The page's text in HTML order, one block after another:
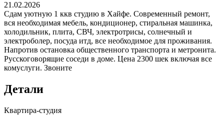
21.02.2026
Сдам уютную 1 ккв студию в Хайфе. Современный ремонт,
вся необходимая мебель, кондиционер, стиральная машинка,
холодильник, плита, СВЧ, электротрисы, солнечный и
электроболер, посуда итд, все необходимое для проживания.
Напротив остановка общественного транспорта и метронита.
Русскоговорящие соседи в доме. Цена 2300 шек включая все
комуслуги. Звоните
Детали
Квартира-студия